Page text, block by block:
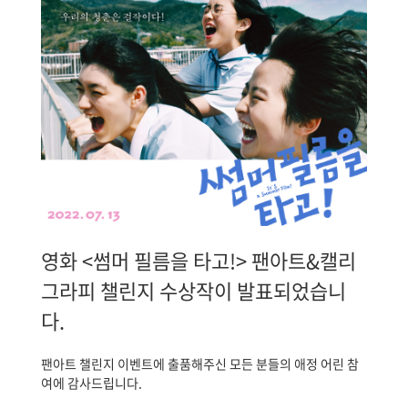
영화 <썸머 필름을 타고!> 팬아트&캘리
그라피 챌린지 수상작이 발표되었습니
다.
팬아트 챌린지 이벤트에 출품해주신 모든 분들의 애정 어린 참
여에 감사드립니다.